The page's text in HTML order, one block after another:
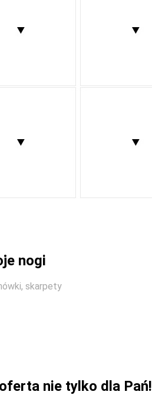
nogi
skarpety
nie tylko dla Pań!